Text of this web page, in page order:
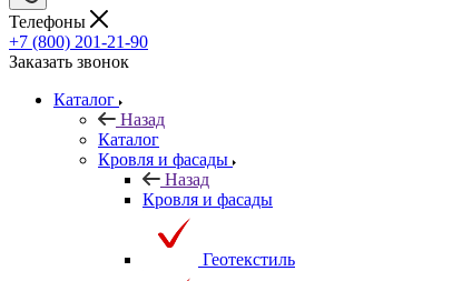
Телефоны
+7 (800) 201-21-90
Заказать звонок
Каталог
Назад
Каталог
Кровля и фасады
Назад
Кровля и фасады
Геотекстиль